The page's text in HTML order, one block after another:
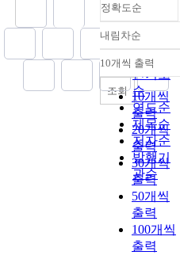
정확도순
정확도
순
인기도
순
연도순
제목순
저자순
발행기
관순
내림차순
내림차
10개씩 출력
10개씩
출력
20개씩
출력
30개씩
출력
50개씩
출력
100개씩
출력
조회